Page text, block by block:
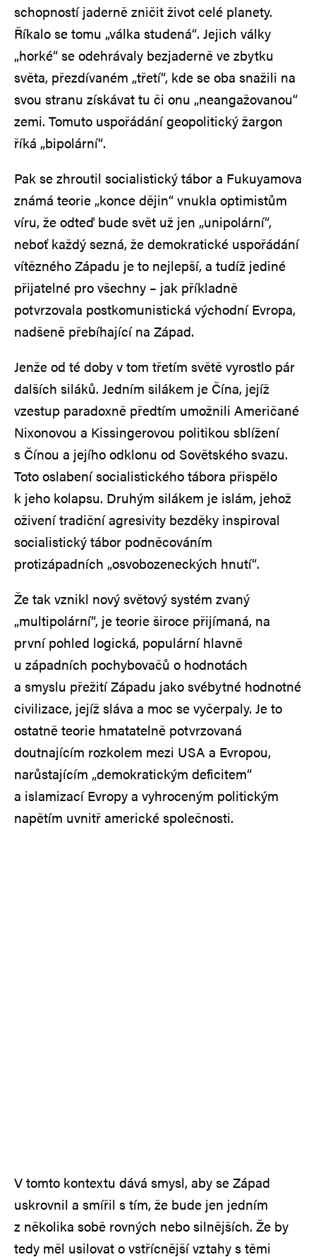
schopností jaderně zničit život celé planety.
Říkalo se tomu „válka studená“. Jejich války
„horké“ se odehrávaly bezjaderně ve zbytku
světa, přezdívaném „třetí“, kde se oba snažili na
svou stranu získávat tu či onu „neangažovanou“
zemi. Tomuto uspořádání geopolitický žargon
říká „bipolární“.
Pak se zhroutil socialistický tábor a Fukuyamova
známá teorie „konce dějin“ vnukla optimistům
víru, že odteď bude svět už jen „unipolární“,
neboť každý sezná, že demokratické uspořádání
vítězného Západu je to nejlepší, a tudíž jediné
přijatelné pro všechny – jak příkladně
potvrzovala postkomunistická východní Evropa,
nadšeně přebíhající na Západ.
Jenže od té doby v tom třetím světě vyrostlo pár
dalších siláků. Jedním silákem je Čína, jejíž
vzestup paradoxně předtím umožnili Američané
Nixonovou a Kissingerovou politikou sblížení
s Čínou a jejího odklonu od Sovětského svazu.
Toto oslabení socialistického tábora přispělo
k jeho kolapsu. Druhým silákem je islám, jehož
oživení tradiční agresivity bezděky inspiroval
socialistický tábor podněcováním
protizápadních „osvobozeneckých hnutí“.
Že tak vznikl nový světový systém zvaný
„multipolární“, je teorie široce přijímaná, na
první pohled logická, populární hlavně
u západních pochybovačů o hodnotách
a smyslu přežití Západu jako svébytné hodnotné
civilizace, jejíž sláva a moc se vyčerpaly. Je to
ostatně teorie hmatatelně potvrzovaná
doutnajícím rozkolem mezi USA a Evropou,
narůstajícím „demokratickým deficitem“
a islamizací Evropy a vyhroceným politickým
napětím uvnitř americké společnosti.
V tomto kontextu dává smysl, aby se Západ
uskrovnil a smířil s tím, že bude jen jedním
z několika sobě rovných nebo silnějších. Že by
tedy měl usilovat o vstřícnější vztahy s těmi